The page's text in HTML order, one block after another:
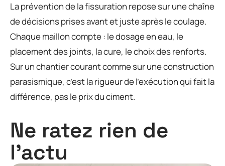
La prévention de la fissuration repose sur une chaîne
de décisions prises avant et juste après le coulage.
Chaque maillon compte : le dosage en eau, le
placement des joints, la cure, le choix des renforts.
Sur un chantier courant comme sur une construction
parasismique, c’est la rigueur de l’exécution qui fait la
différence, pas le prix du ciment.
Ne ratez rien de
l'actu